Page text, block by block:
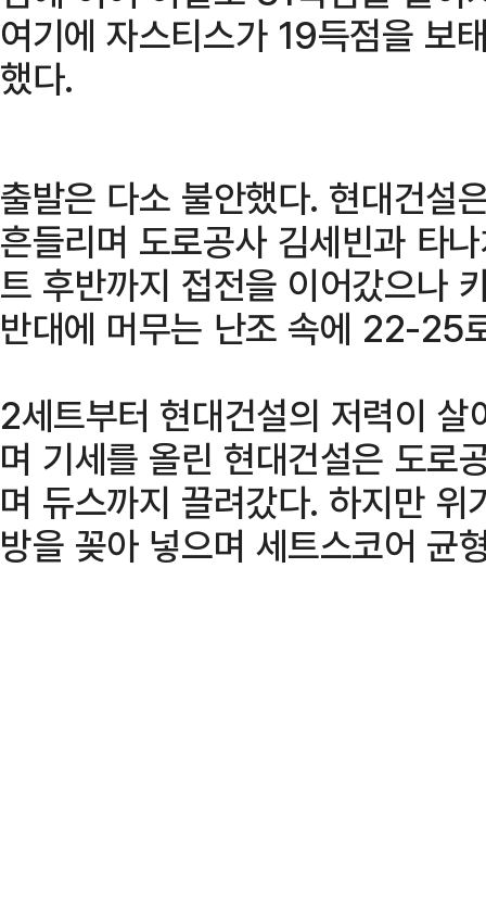
여기에 자스티스가 19득점을 보
했다.
출발은 다소 불안했다. 현대건설
흔들리며 도로공사 김세빈과 타
트 후반까지 접전을 이어갔으나
반대에 머무는 난조 속에 22-25
2세트부터 현대건설의 저력이
며 기세를 올린 현대건설은 도로
며 듀스까지 끌려갔다. 하지만
방을 꽂아 넣으며 세트스코어 균